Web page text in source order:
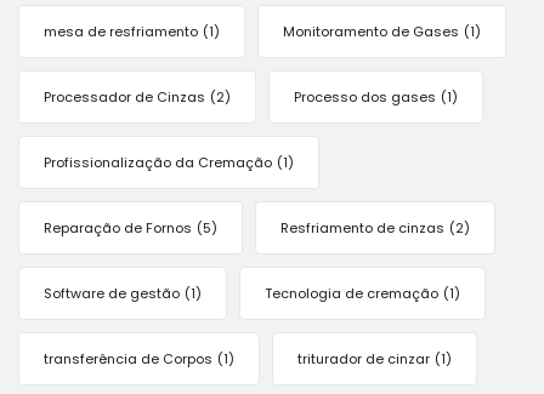
mesa de resfriamento (1) Monitoramento de Gases (1)
Processador de Cinzas (2) Processo dos gases (1)
Profissionalização da Cremação (1)
Reparação de Fornos (5) Resfriamento de cinzas (2)
Software de gestão (1) Tecnologia de cremação (1)
transferência de Corpos (1) triturador de cinzar (1)